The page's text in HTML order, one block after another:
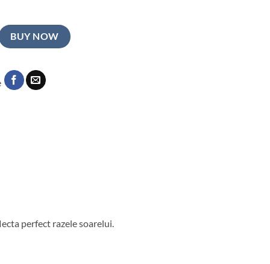
BUY NOW
perfect razele soarelui.